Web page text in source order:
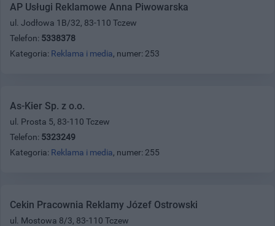
AP Usługi Reklamowe Anna Piwowarska
ul. Jodłowa 1B/32, 83-110 Tczew
Telefon: 5338378
Kategoria: Reklama i media, numer: 253
As-Kier Sp. z o.o.
ul. Prosta 5, 83-110 Tczew
Telefon: 5323249
Kategoria: Reklama i media, numer: 255
Cekin Pracownia Reklamy Józef Ostrowski
ul. Mostowa 8/3, 83-110 Tczew